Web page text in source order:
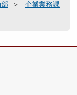
部
企業業務課